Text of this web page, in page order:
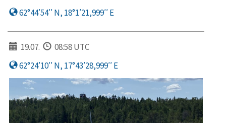
62°44′54′′ N, 18°1′21,999′′ E
19.07.
08:58 UTC
62°24′10′′ N, 17°43′28,999′′ E